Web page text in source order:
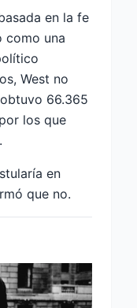
en la fe
como una
West no
66.365
los que
en
que no.